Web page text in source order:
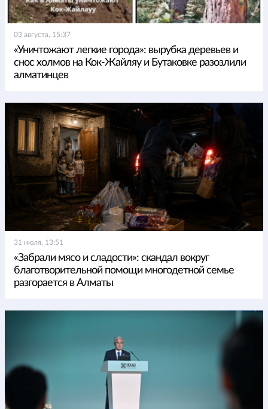
03 августа, 15:37
«Уничтожают легкие города»: вырубка деревьев и
снос холмов на Кок-Жайляу и Бутаковке разозлили
алматинцев
31 июля, 13:51
«Забрали мясо и сладости»: скандал вокруг
благотворительной помощи многодетной семье
разгорается в Алматы